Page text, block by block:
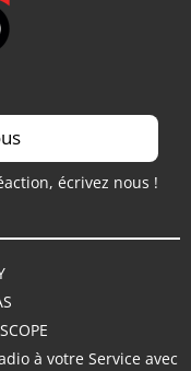
écrivez nous !
à votre Service avec